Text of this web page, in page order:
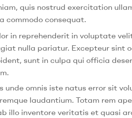
quis nostrud exercitation
commodo consequat.
in reprehenderit in voluptate
nulla pariatur. Excepteur sint
sunt in culpa qui officia
unde omnis iste natus error sit
laudantium. Totam rem
illo inventore veritatis et quasi